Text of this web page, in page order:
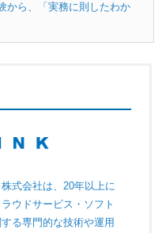
から、「実務に則したわか
式会社は、20年以上に
ウドサービス・ソフト
る専門的な技術や運用